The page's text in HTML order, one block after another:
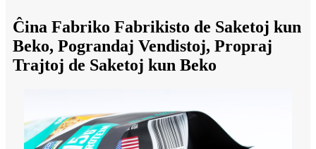
Ĉina Fabriko Fabrikisto de Saketoj kun
Beko, Pograndaj Vendistoj, Propraj
Trajtoj de Saketoj kun Beko